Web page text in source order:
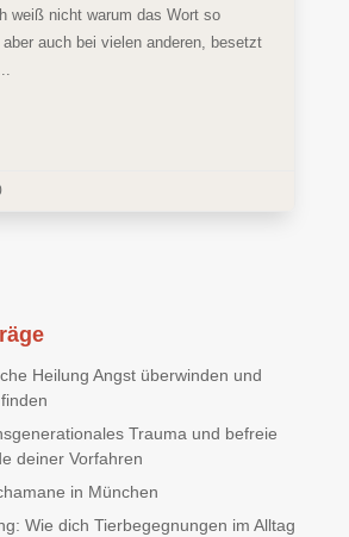
weiß nicht warum das Wort so
auch bei vielen anderen, besetzt
Heilung Angst überwinden und
Trauma und befreie
deiner Vorfahren
in München
Wie dich Tierbegegnungen im Alltag